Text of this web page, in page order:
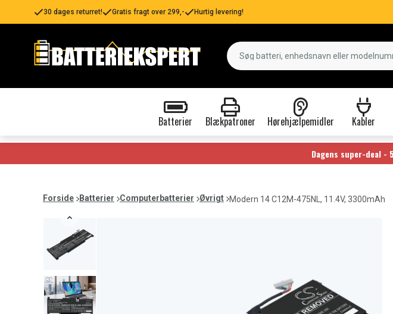
30 dages returret! Gratis fragt over 299,- Hurtig levering!
Batterier Blækpatroner Hørehjælpemidler Kabler
Dagens super-deal -
Forside Batterier Computerbatterier Øvrigt Modern 14 C12M-475NL, 11.4V, 3300mAh